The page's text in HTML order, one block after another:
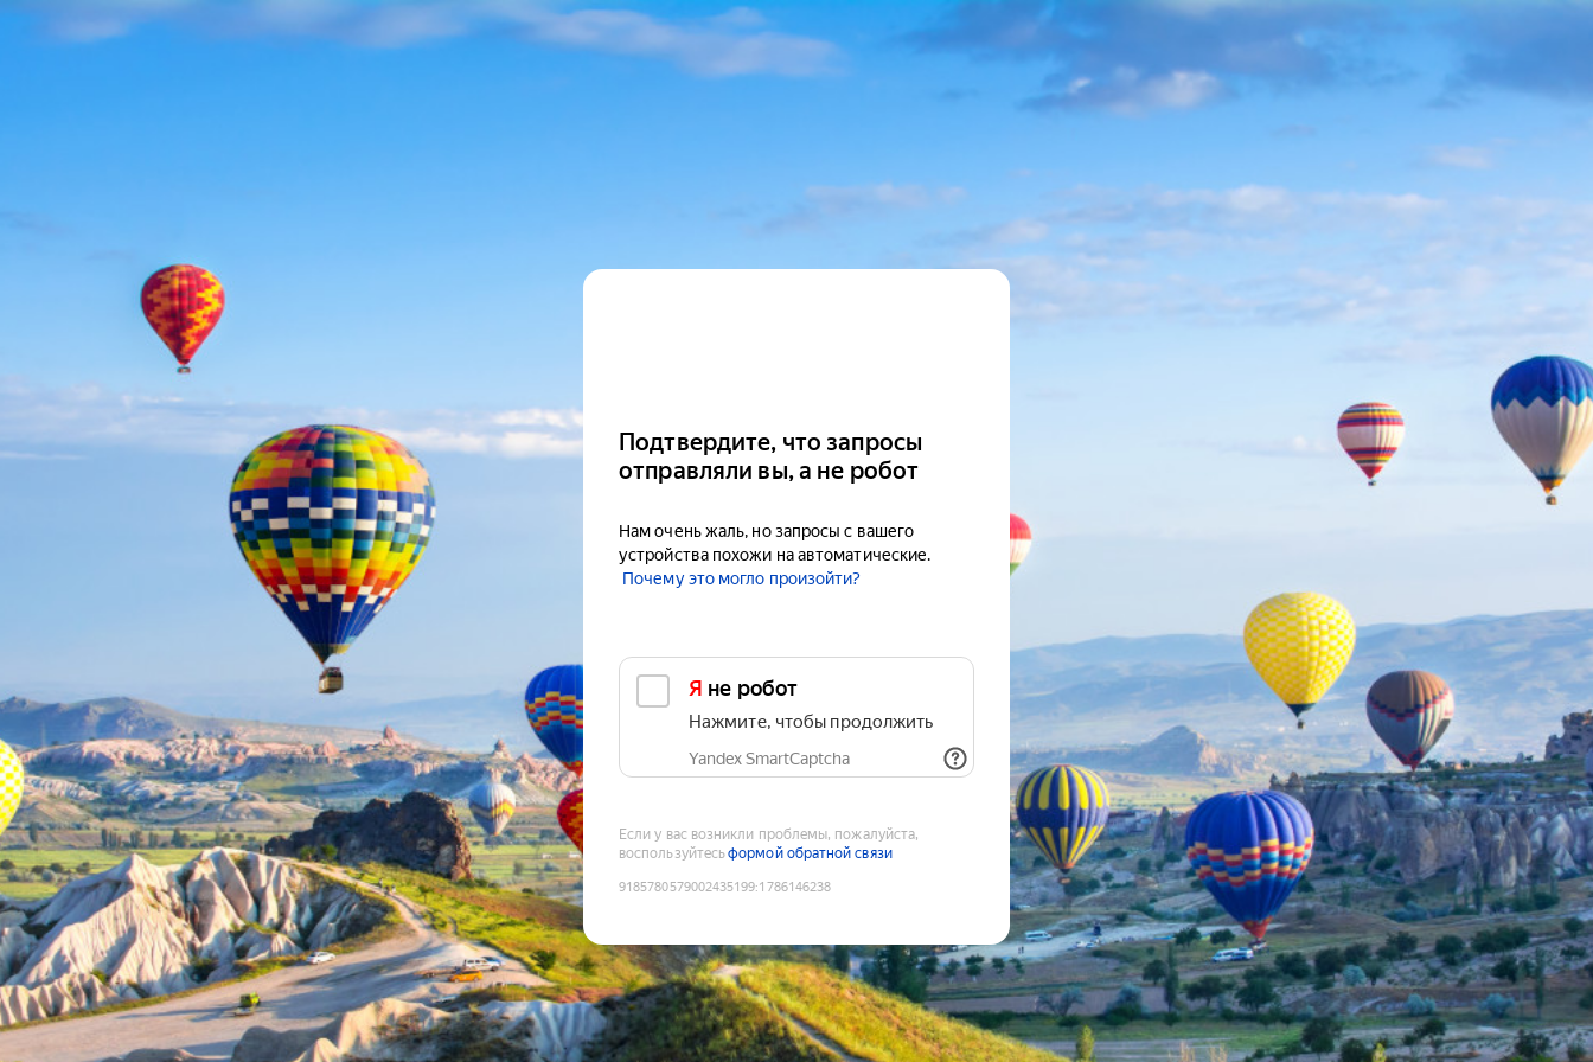
Подтвердите, что запросы
отправляли вы, а не робот
Нам очень жаль, но запросы с вашего
устройства похожи на автоматические.
Почему это могло произойти?
Я не робот
Нажмите, чтобы продолжить
Yandex SmartCaptcha
Если у вас возникли проблемы, пожалуйста,
воспользуйтесьформой обратной связи
9185780579002435199:1786146238